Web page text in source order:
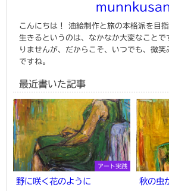
munnkusan
こんにちは！ 油絵制作と旅の本格派を目指
生きるというのは、なかなか大変なことで
りませんが、だからこそ、いつでも、微笑
ですね。
最近書いた記事
アート実践
野に咲く花のように 秋の虫